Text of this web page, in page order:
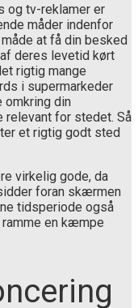
og tv-reklamer er
måder indenfor
at få din besked
deres levetid kørt
rigtig mange
i supermarkeder
omkring din
for stedet. Så
et rigtig godt sted
virkelig gode, da
foran skærmen
tidsperiode også
en kæmpe